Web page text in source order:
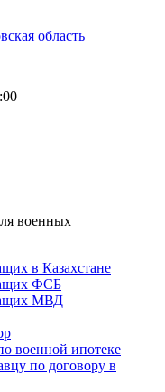
область
военных
в Казахстане
ФСБ
МВД
военной ипотеке
по договору в